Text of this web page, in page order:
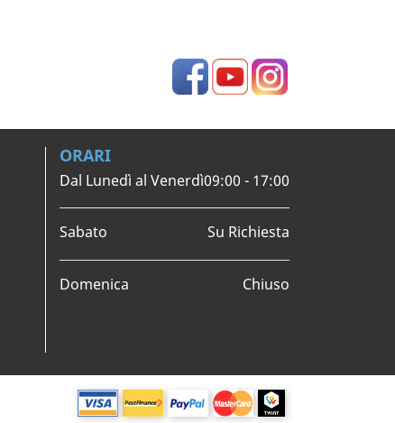
FacebookYouTubeInstagram
ORARI
Dal Lunedì al Venerdì09:00 - 17:00
Sabato Su Richiesta
Domenica Chiuso